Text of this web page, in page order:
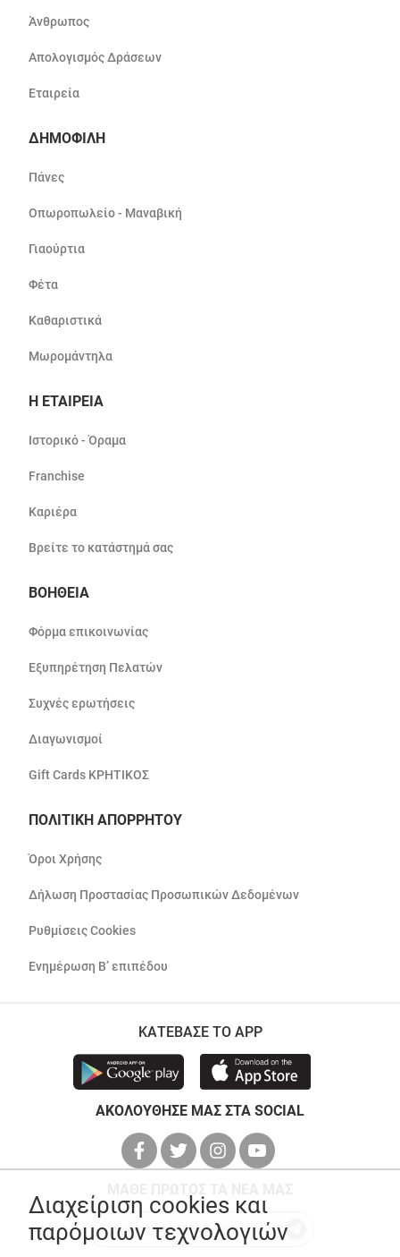
Άνθρωπος
Απολογισμός Δράσεων
Εταιρεία
ΔΗΜΟΦΙΛΗ
Πάνες
Οπωροπωλείο - Μαναβική
Γιαούρτια
Φέτα
Καθαριστικά
Μωρομάντηλα
Η ΕΤΑΙΡΕΙΑ
Ιστορικό - Όραμα
Franchise
Καριέρα
Βρείτε το κατάστημά σας
ΒΟΗΘΕΙΑ
Φόρμα επικοινωνίας
Εξυπηρέτηση Πελατών
Συχνές ερωτήσεις
Διαγωνισμοί
Gift Cards ΚΡΗΤΙΚΟΣ
ΠΟΛΙΤΙΚΗ ΑΠΟΡΡΗΤΟΥ
Όροι Χρήσης
Δήλωση Προστασίας Προσωπικών Δεδομένων
Ρυθμίσεις Cookies
Ενημέρωση Β’ επιπέδου
ΚΑΤΕΒΑΣΕ ΤΟ APP
ΑΚΟΛΟΥΘΗΣΕ ΜΑΣ ΣΤΑ SOCIAL
Διαχείριση cookies και
παρόμοιων τεχνολογιών